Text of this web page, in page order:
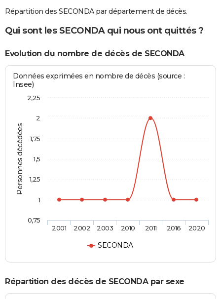
Répartition des SECONDA par département de décès.
Qui sont les SECONDA qui nous ont quittés ?
Evolution du nombre de décès de SECONDA
Personnes décédées
Données exprimées en nombre de décès (source :
Insee)
SECONDA
2001 2002 2003 2010 2011 2016 2020
0,75
1
1,25
1,5
1,75
2
2,25
Répartition des décès de SECONDA par sexe